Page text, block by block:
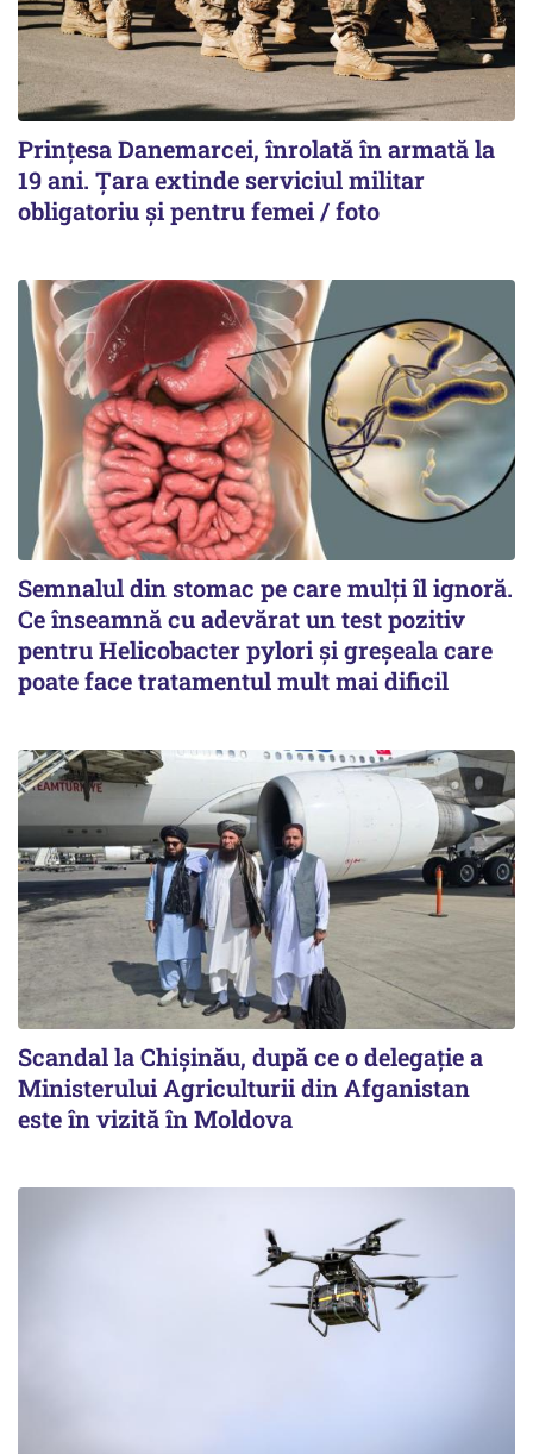
Prințesa Danemarcei, înrolată în armată la
19 ani. Țara extinde serviciul militar
obligatoriu și pentru femei / foto
Semnalul din stomac pe care mulți îl ignoră.
Ce înseamnă cu adevărat un test pozitiv
pentru Helicobacter pylori și greșeala care
poate face tratamentul mult mai dificil
Scandal la Chișinău, după ce o delegație a
Ministerului Agriculturii din Afganistan
este în vizită în Moldova